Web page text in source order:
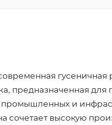
гусеничная
предназначенная для
промышленных и
сочетает высокую